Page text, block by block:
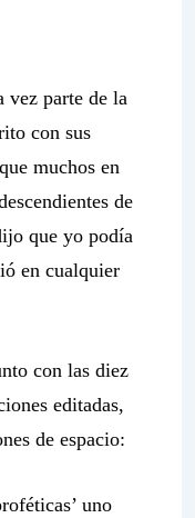
vez parte de la
con sus
muchos en
de
que yo podía
en cualquier
con las diez
editadas,
de espacio:
uno